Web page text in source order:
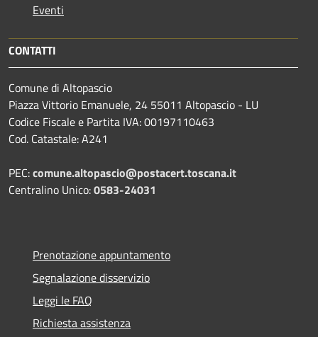
Eventi
CONTATTI
Comune di Altopascio
Piazza Vittorio Emanuele, 24 55011 Altopascio - LU
Codice Fiscale e Partita IVA: 00197110463
Cod. Catastale: A241
PEC:comune.altopascio@postacert.toscana.it
Centralino Unico:0583-24031
Prenotazione appuntamento
Segnalazione disservizio
Leggi le FAQ
Richiesta assistenza